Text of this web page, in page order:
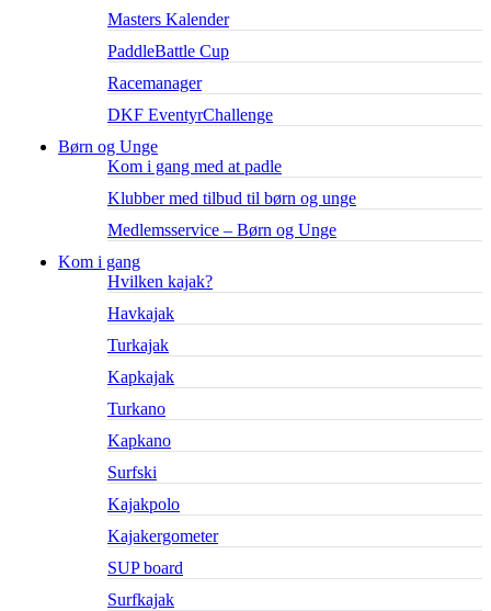
Masters Kalender
PaddleBattle Cup
Racemanager
DKF EventyrChallenge
Børn og Unge
Kom i gang med at padle
Klubber med tilbud til børn og unge
Medlemsservice – Børn og Unge
Kom i gang
Hvilken kajak?
Havkajak
Turkajak
Kapkajak
Turkano
Kapkano
Surfski
Kajakpolo
Kajakergometer
SUP board
Surfkajak